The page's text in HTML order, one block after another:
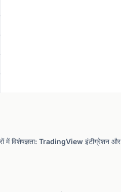
TradingView इंटीग्रेशन और